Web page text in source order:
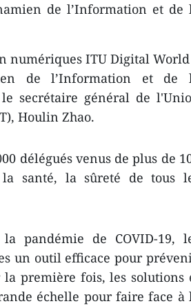
de l’Information et de
numériques ITU Digital
de l’Information et de
secrétaire général de
Houlin Zhao.
délégués venus de plus de
santé, la sûreté de tous
pandémie de COVID-19,
un outil efficace pour
première fois, les solutions
échelle pour faire face à